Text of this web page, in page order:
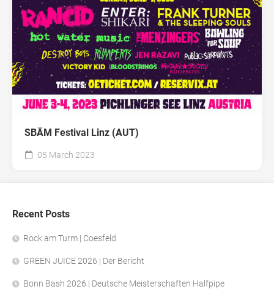
SBÄM Festival Linz (AUT)
05 March 2023
Recent Posts
Rock am Turm | Coesfeld
GREEN JUICE 2026 | Der Bericht
Bonn Bash 2026 | Deutsche Meisterschaften Halfpipe